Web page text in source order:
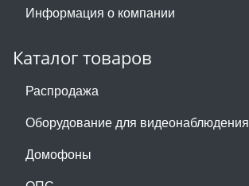
Информация о компании
Каталог товаров
Распродажа
Оборудование для видеонаблюдения
Домофоны